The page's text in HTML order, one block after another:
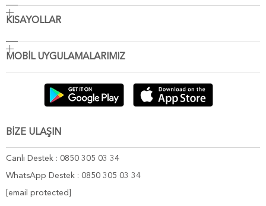
KISAYOLLAR
MOBİL UYGULAMALARIMIZ
BİZE ULAŞIN
Canlı Destek : 0850 305 03 34
WhatsApp Destek : 0850 305 03 34
[email protected]